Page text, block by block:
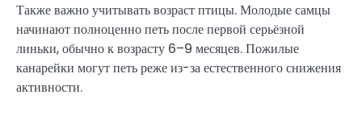
Также важно учитывать возраст птицы. Молодые самцы
начинают полноценно петь после первой серьёзной
линьки, обычно к возрасту 6–9 месяцев. Пожилые
канарейки могут петь реже из-за естественного снижения
активности.